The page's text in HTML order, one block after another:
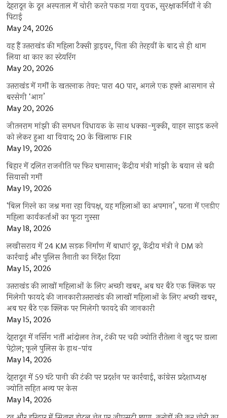
देहरादून के दून अस्पताल में चोरी करते पकड़ा गया युवक, सुरक्षाकर्मियों ने की
पिटाई
May 24, 2026
यह हैं उत्तराखंड की महिला टैक्सी ड्राइवर, पिता की तेरहवीं के बाद से ही थाम
लिया था कार का स्टेयरिंग
May 20, 2026
उत्तराखंड में गर्मी के खतरनाक तेवर: पारा 40 पार, अगले एक हफ्ते आसमान से
बरसेगी ‘आग’
May 20, 2026
जीतनराम मांझी की समधन विधायक के साथ धक्का-मुक्की, वाहन साइड करने
को लेकर हुआ था विवाद; 20 के खिलाफ FIR
May 19, 2026
बिहार में दलित राजनीति पर फिर घमासान; केंद्रीय मंत्री मांझी के बयान से बढ़ी
सियासी गर्मी
May 19, 2026
‘बिल गिरने का जश्न मना रहा विपक्ष, यह महिलाओं का अपमान’, पटना में एनडीए
महिला कार्यकर्ताओं का फूटा गुस्सा
May 18, 2026
लखीसराय में 24 KM सड़क निर्माण में बाधाएं दूर, केंद्रीय मंत्री ने DM को
कार्रवाई और पुलिस तैनाती का निर्देश दिया
May 15, 2026
उत्तराखंड की लाखों महिलाओं के लिए अच्छी खबर, अब घर बैठे एक क्लिक पर
मिलेगी फायदे की जानकारीउत्तराखंड की लाखों महिलाओं के लिए अच्छी खबर,
अब घर बैठे एक क्लिक पर मिलेगी फायदे की जानकारी
May 15, 2026
देहरादून में नर्सिंग भर्ती आंदोलन तेज, टंकी पर चढ़ी ज्योति रौतेला ने खुद पर डाला
पेट्रोल; फूले पुलिस के हाथ-पांव
May 14, 2026
देहरादून में 59 घंटे पानी की टंकी पर प्रदर्शन पर कार्रवाई, कांग्रेस प्रदेशाध्यक्ष
ज्योति सहित अन्य पर केस
May 14, 2026